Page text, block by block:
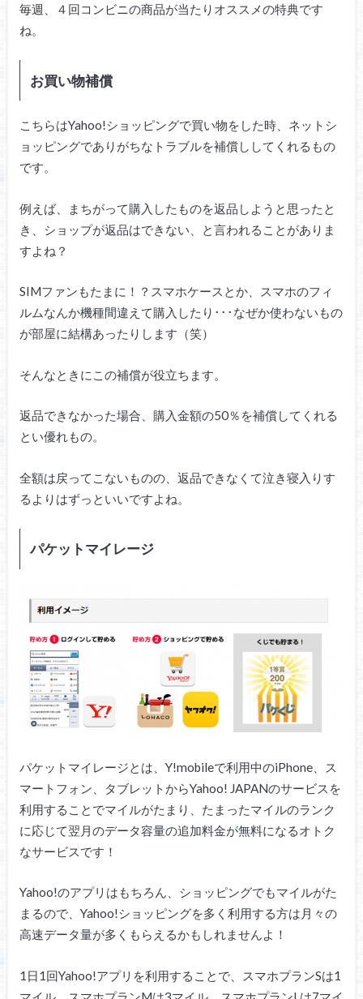
毎週、４回コンビニの商品が当たりオススメの特典です
ね。
お買い物補償
こちらはYahoo!ショッピングで買い物をした時、ネットシ
ョッピングでありがちなトラブルを補償ししてくれるもの
です。
例えば、まちがって購入したものを返品しようと思ったと
き、ショップが返品はできない、と言われることがありま
すよね？
SIMファンもたまに！？スマホケースとか、スマホのフィ
ルムなんか機種間違えて購入したり･･･なぜか使わないもの
が部屋に結構あったりします（笑）
そんなときにこの補償が役立ちます。
返品できなかった場合、購入金額の50％を補償してくれる
とい優れもの。
全額は戻ってこないものの、返品できなくて泣き寝入りす
るよりはずっといいですよね。
パケットマイレージ
パケットマイレージとは、Y!mobileで利用中のiPhone、ス
マートフォン、タブレットからYahoo! JAPANのサービスを
利用することでマイルがたまり、たまったマイルのランク
に応じて翌月のデータ容量の追加料金が無料になるオトク
なサービスです！
Yahoo!のアプリはもちろん、ショッピングでもマイルがた
まるので、Yahoo!ショッピングを多く利用する方は月々の
高速データ量が多くもらえるかもしれませんよ！
1日1回Yahoo!アプリを利用することで、スマホプランSは1